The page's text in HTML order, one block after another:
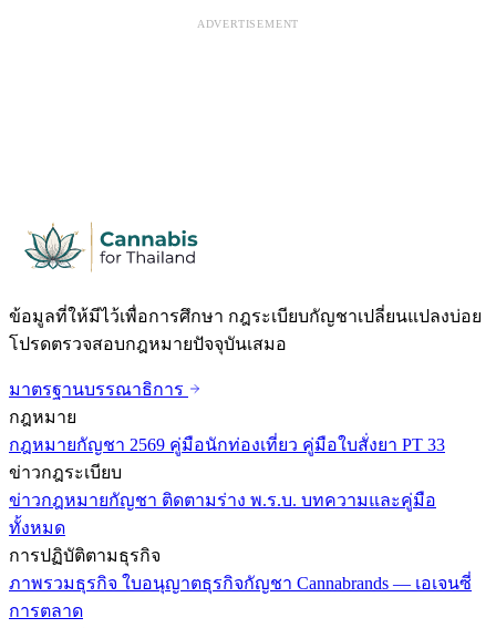
ADVERTISEMENT
ข้อมูลที่ให้มีไว้เพื่อการศึกษา กฎระเบียบกัญชาเปลี่ยนแปลงบ่อย
โปรดตรวจสอบกฎหมายปัจจุบันเสมอ
มาตรฐานบรรณาธิการ
กฎหมาย
กฎหมายกัญชา 2569 คู่มือนักท่องเที่ยว คู่มือใบสั่งยา PT 33
ข่าวกฎระเบียบ
ข่าวกฎหมายกัญชา ติดตามร่าง พ.ร.บ. บทความและคู่มือ
ทั้งหมด
การปฏิบัติตามธุรกิจ
ภาพรวมธุรกิจ ใบอนุญาตธุรกิจกัญชา Cannabrands — เอเจนซี่
การตลาด